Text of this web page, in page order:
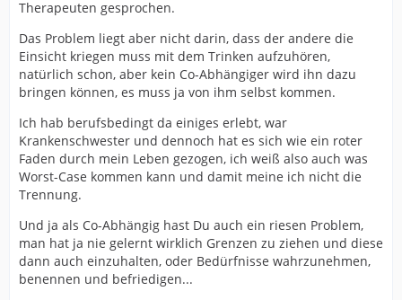
Therapeuten gesprochen.
Das Problem liegt aber nicht darin, dass der andere die
Einsicht kriegen muss mit dem Trinken aufzuhören,
natürlich schon, aber kein Co-Abhängiger wird ihn dazu
bringen können, es muss ja von ihm selbst kommen.
Ich hab berufsbedingt da einiges erlebt, war
Krankenschwester und dennoch hat es sich wie ein roter
Faden durch mein Leben gezogen, ich weiß also auch was
Worst-Case kommen kann und damit meine ich nicht die
Trennung.
Und ja als Co-Abhängig hast Du auch ein riesen Problem,
man hat ja nie gelernt wirklich Grenzen zu ziehen und diese
dann auch einzuhalten, oder Bedürfnisse wahrzunehmen,
benennen und befriedigen...